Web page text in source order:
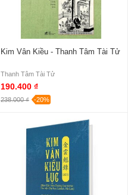
Kim Vân Kiều - Thanh Tâm Tài Tử
Thanh Tâm Tài Tử
190.400 ₫
238.000 ₫ -20%